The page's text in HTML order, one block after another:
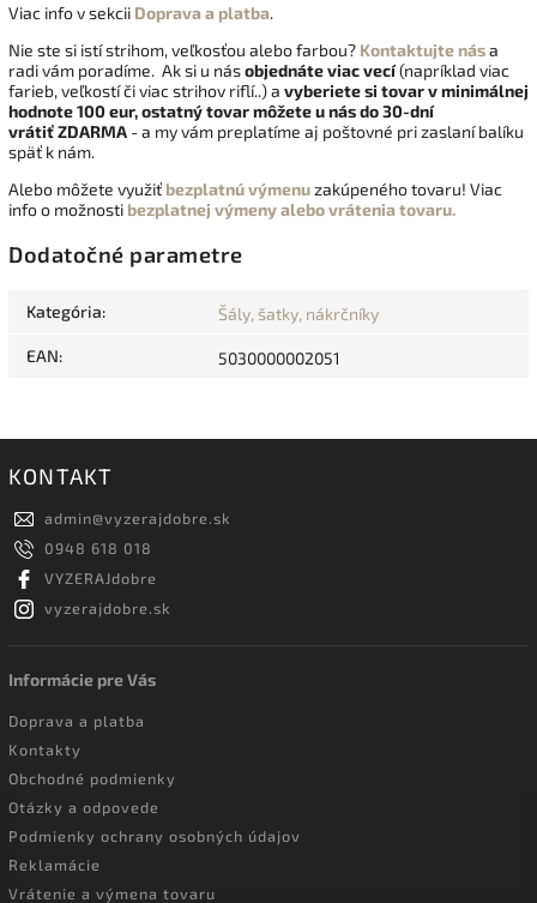
Viac info v sekcii Doprava a platba.
Nie ste si istí strihom, veľkosťou alebo farbou? Kontaktujte nása
radi vám poradíme. Ak si u násobjednáte viac vecí(napríklad viac
farieb, veľkostí či viac strihov riflí..) a vyberiete si tovar v minimálnej
hodnote 100 eur, ostatný tovar môžete u nás do 30-dní
vrátiťZDARMA - a my vám preplatíme aj poštovné pri zaslaní balíku
späť k nám.
Alebo môžete využiť bezplatnú výmenuzakúpeného tovaru! Viac
info o možnosti bezplatnej výmeny alebo vrátenia tovaru.
Dodatočné parametre
Kategória: Šály, šatky, nákrčníky
EAN: 5030000002051
KONTAKT
admin@vyzerajdobre.sk
0948 618 018
VYZERAJdobre
vyzerajdobre.sk
Informácie pre Vás
Doprava a platba
Kontakty
Obchodné podmienky
Otázky a odpovede
Podmienky ochrany osobných údajov
Reklamácie
Vrátenie a výmena tovaru